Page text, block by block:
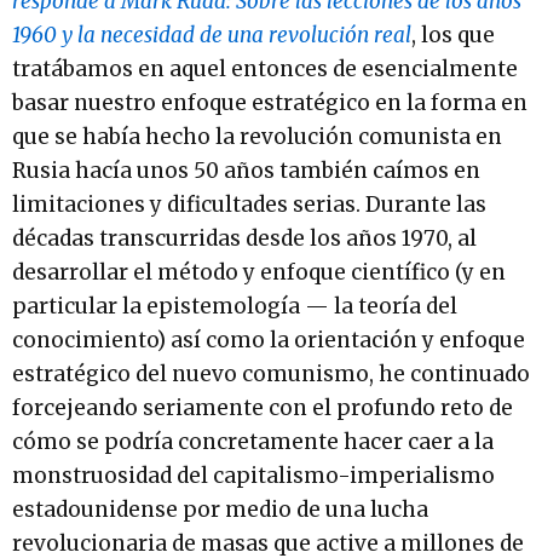
1960 y la necesidad de una revolución real, los que
tratábamos en aquel entonces de esencialmente
basar nuestro enfoque estratégico en la forma en
que se había hecho la revolución comunista en
Rusia hacía unos 50 años también caímos en
limitaciones y dificultades serias. Durante las
décadas transcurridas desde los años 1970, al
desarrollar el método y enfoque científico (y en
particular la epistemología — la teoría del
conocimiento) así como la orientación y enfoque
estratégico del nuevo comunismo, he continuado
forcejeando seriamente con el profundo reto de
cómo se podría concretamente hacer caer a la
monstruosidad del capitalismo-imperialismo
estadounidense por medio de una lucha
revolucionaria de masas que active a millones de